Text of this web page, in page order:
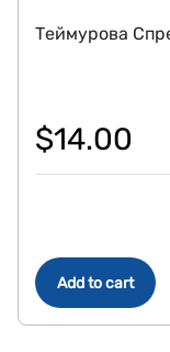
Add to cart
Теймурова
$14.00